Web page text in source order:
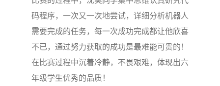
码程序，一次又一次地尝试，详细分析机器人
需要完成的任务，每一次成功完成都让他欣喜
不已，通过努力获取的成功是最难能可贵的！
在比赛过程中沉着冷静，不畏艰难，体现出六
年级学生优秀的品质！